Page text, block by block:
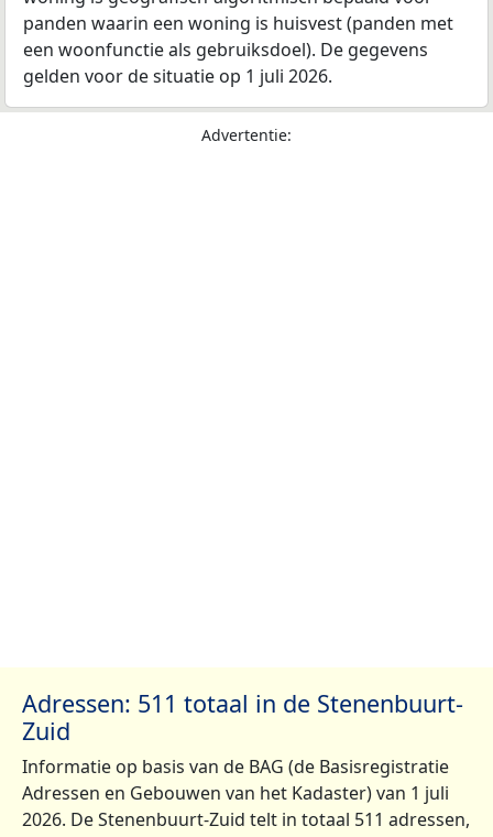
panden waarin een woning is huisvest (panden met
een woonfunctie als gebruiksdoel). De gegevens
gelden voor de situatie op 1 juli 2026.
Advertentie:
Adressen: 511 totaal in de Stenenbuurt-
Zuid
Informatie op basis van de BAG (de Basisregistratie
Adressen en Gebouwen van het Kadaster) van 1 juli
2026. De Stenenbuurt-Zuid telt in totaal 511 adressen,